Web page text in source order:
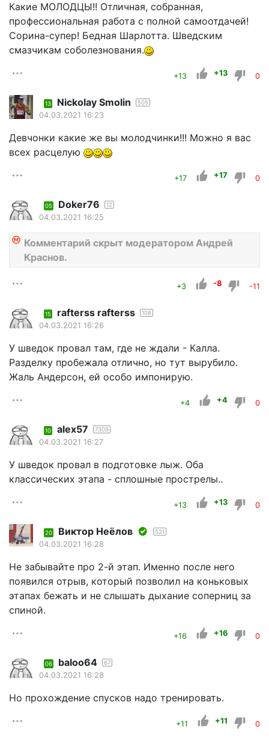
Какие МОЛОДЦЫ!! Отличная, собранная,
профессиональная работа с полной самоотдачей!
Сорина-супер! Бедная Шарлотта. Шведским
смазчикам соболезнования.
+13 +13 0
13 Nickolay Smolin 505
04.03.2021 16:23
Девчонки какие же вы молодчинки!!! Можно я вас
всех расцелую
+17 +17 0
05 Doker76 12
04.03.2021 16:25
Комментарий скрыт модератором Андрей
Краснов.
+3 -8 -11
15 rafterss rafterss 108
04.03.2021 16:26
У шведок провал там, где не ждали - Калла.
Разделку пробежала отлично, но тут вырубило.
Жаль Андерсон, ей особо импонирую.
+4 +4 0
10 alex57 7309
04.03.2021 16:27
У шведок провал в подготовке лыж. Оба
классических этапа - сплошные прострелы..
+13 +13 0
20 Виктор Неёлов 521
04.03.2021 16:28
Не забывайте про 2-й этап. Именно после него
появился отрыв, который позволил на коньковых
этапах бежать и не слышать дыхание соперниц за
спиной.
+16 +16 0
06 baloo64 67
04.03.2021 16:28
Но прохождение спусков надо тренировать.
+11 +11 0